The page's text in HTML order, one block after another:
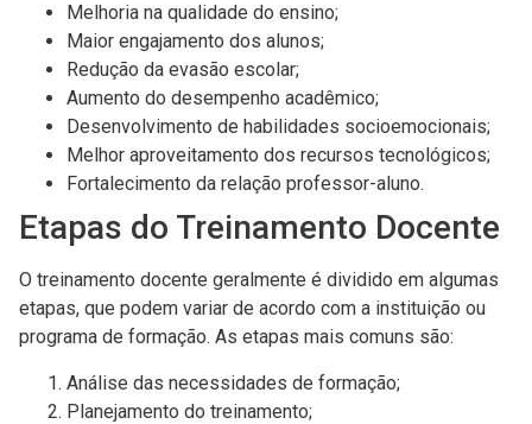
Melhoria na qualidade do ensino;
Maior engajamento dos alunos;
Redução da evasão escolar;
Aumento do desempenho acadêmico;
Desenvolvimento de habilidades socioemocionais;
Melhor aproveitamento dos recursos tecnológicos;
Fortalecimento da relação professor-aluno.
Etapas do Treinamento Docente
O treinamento docente geralmente é dividido em algumas
etapas, que podem variar de acordo com a instituição ou
programa de formação. As etapas mais comuns são:
Análise das necessidades de formação;
Planejamento do treinamento;